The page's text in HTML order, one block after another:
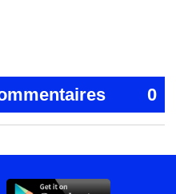
0